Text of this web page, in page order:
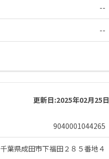
--
--
更新日:2025年02月25日
9040001044265
千葉県成田市下福田２８５番地４